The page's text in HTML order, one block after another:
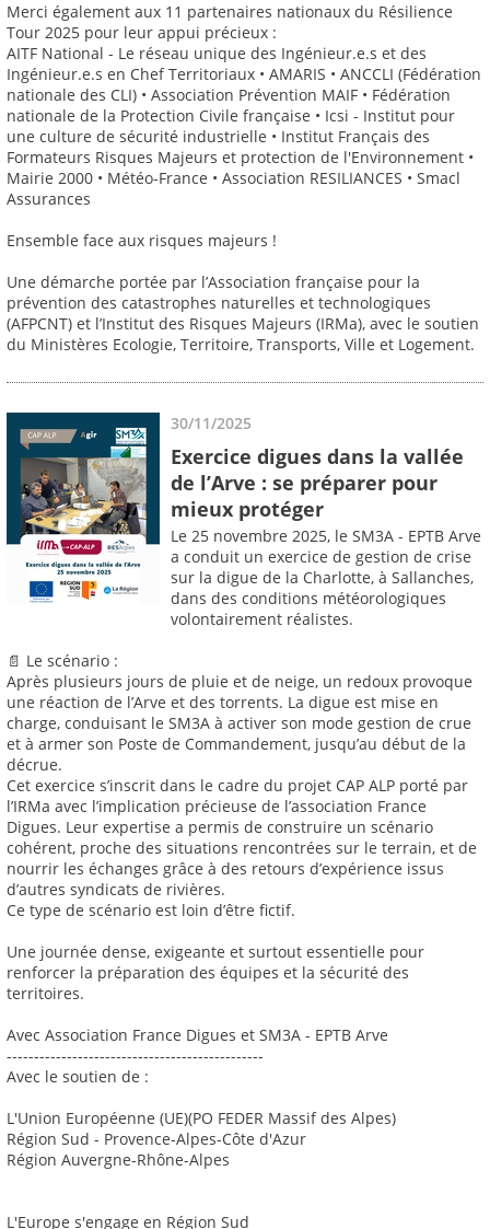
Merci également aux 11 partenaires nationaux du Résilience
Tour 2025 pour leur appui précieux :
AITF National - Le réseau unique des Ingénieur.e.s et des
Ingénieur.e.s en Chef Territoriaux • AMARIS • ANCCLI (Fédération
nationale des CLI) • Association Prévention MAIF • Fédération
nationale de la Protection Civile française • Icsi - Institut pour
une culture de sécurité industrielle • Institut Français des
Formateurs Risques Majeurs et protection de l'Environnement •
Mairie 2000 • Météo-France • Association RESILIANCES • Smacl
Assurances
Ensemble face aux risques majeurs !
Une démarche portée par l’Association française pour la
prévention des catastrophes naturelles et technologiques
(AFPCNT) et l’Institut des Risques Majeurs (IRMa), avec le soutien
du Ministères Ecologie, Territoire, Transports, Ville et Logement.
30/11/2025
Exercice digues dans la vallée
de l’Arve : se préparer pour
mieux protéger
Le 25 novembre 2025, le SM3A - EPTB Arve
a conduit un exercice de gestion de crise
sur la digue de la Charlotte, à Sallanches,
dans des conditions météorologiques
volontairement réalistes.
📄 Le scénario :
Après plusieurs jours de pluie et de neige, un redoux provoque
une réaction de l’Arve et des torrents. La digue est mise en
charge, conduisant le SM3A à activer son mode gestion de crue
et à armer son Poste de Commandement, jusqu’au début de la
décrue.
Cet exercice s’inscrit dans le cadre du projet CAP ALP porté par
l’IRMa avec l’implication précieuse de l’association France
Digues. Leur expertise a permis de construire un scénario
cohérent, proche des situations rencontrées sur le terrain, et de
nourrir les échanges grâce à des retours d’expérience issus
d’autres syndicats de rivières.
Ce type de scénario est loin d’être fictif.
Une journée dense, exigeante et surtout essentielle pour
renforcer la préparation des équipes et la sécurité des
territoires.
Avec Association France Digues et SM3A - EPTB Arve
-----------------------------------------------
Avec le soutien de :
L'Union Européenne (UE)(PO FEDER Massif des Alpes)
Région Sud - Provence-Alpes-Côte d'Azur
Région Auvergne-Rhône-Alpes
L'Europe s'engage en Région Sud